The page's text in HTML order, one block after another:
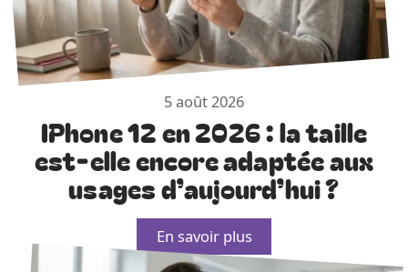
5 août 2026
IPhone 12 en 2026 : la taille
est-elle encore adaptée aux
usages d’aujourd’hui ?
En savoir plus